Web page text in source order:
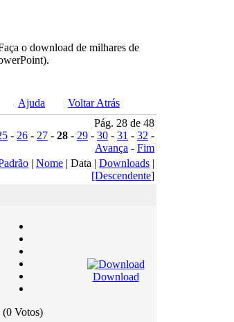
o download de milhares de
Ajuda
Voltar Atrás
Pág. 28 de 48
- 26 - 27 - 28 - 29 - 30 - 31 - 32 -
Avança - Fim
| Nome | Data | Downloads |
[Descendente]
(0 Votos)
Download